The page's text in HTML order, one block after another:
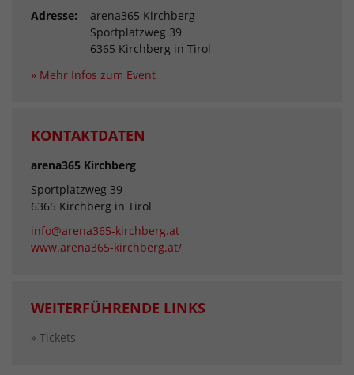
Adresse:
arena365 Kirchberg
Sportplatzweg 39
6365 Kirchberg in Tirol
» Mehr Infos zum Event
KONTAKTDATEN
arena365 Kirchberg
Sportplatzweg 39
6365 Kirchberg in Tirol
info@arena365-kirchberg.at
www.arena365-kirchberg.at/
WEITERFÜHRENDE LINKS
» Tickets